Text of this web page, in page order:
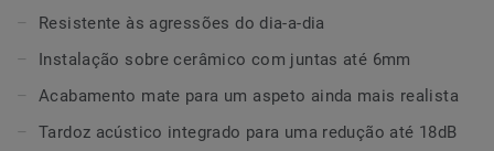
substrato, requerendo apenas uma preparação mínima.
Bastante resistente a manchas, esta coleção satisfará
todas as suas necessidades criativas. 18 designs
contemporâneos e combinações que estão disponíveis em
utilizadores que querem um design fresco mas que resista
Resistente às agressões do dia-a-dia
Instalação sobre cerâmico com juntas até 6mm
Acabamento mate para um aspeto ainda mais realista
Tardoz acústico integrado para uma redução até 18dB